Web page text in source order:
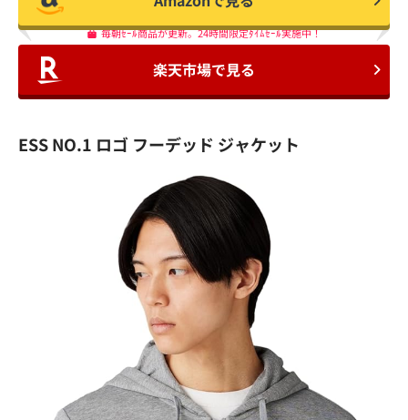
毎朝ｾｰﾙ商品が更新。24時間限定ﾀｲﾑｾｰﾙ実施中！
楽天市場で見る
ESS NO.1 ロゴ フーデッド ジャケット